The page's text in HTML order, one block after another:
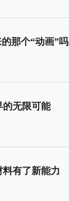
那个“动画”吗
的无限可能
有了新能力